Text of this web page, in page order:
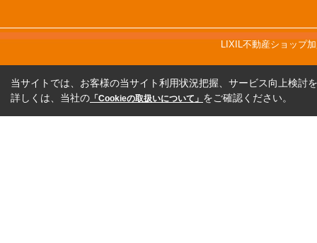
LIXIL不動産ショップ
当サイトでは、お客様の当サイト利用状況把握、サービス向上検討
詳しくは、当社の 「Cookieの取扱いについて」 をご確認ください。